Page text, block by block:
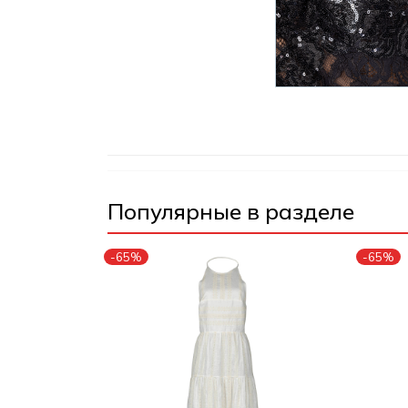
Популярные в разделе
-65% -65%